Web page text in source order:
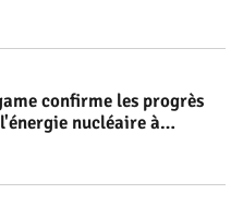
#RwOT
confirme les progrès
nucléaire à
#RwOT